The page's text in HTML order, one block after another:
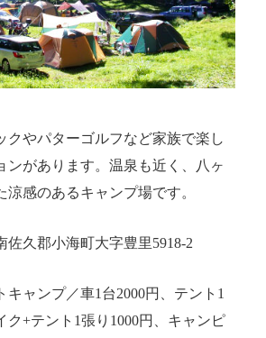
クやパターゴルフなど家族で楽し
ンがあります。温泉も近く、八ヶ
涼感のあるキャンプ場です。
佐久郡小海町大字豊里5918-2
キャンプ／車1台2000円、テント1
ク+テント1張り1000円、キャンピ